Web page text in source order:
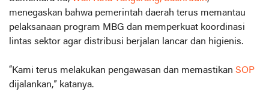
menegaskan bahwa pemerintah daerah terus memantau
pelaksanaan program MBG dan memperkuat koordinasi
lintas sektor agar distribusi berjalan lancar dan higienis.
“Kami terus melakukan pengawasan dan memastikan SOP
dijalankan,” katanya.